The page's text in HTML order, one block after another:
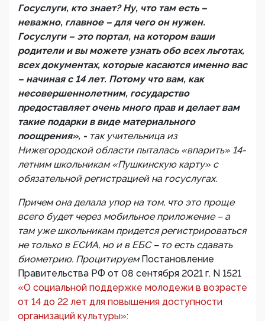
Госуслуги, кто знает? Ну, что там есть –
неважно, главное – для чего он нужен.
Госуслуги – это портал, на котором ваши
родители и вы можете узнать обо всех льготах,
всех документах, которые касаются именно вас
– начиная с 14 лет. Потому что вам, как
несовершеннолетним, государство
предоставляет очень много прав и делает вам
такие подарки в виде материального
поощрения», - так учительница из
Нижегородской области пыталась «впарить» 14-
летним школьникам «Пушкинскую карту» с
обязательной регистрацией на госуслугах.
Причем она делала упор на том, что это проще
всего будет через мобильное приложение – а
там уже школьникам придется регистрироваться
не только в ЕСИА, но и в ЕБС – то есть сдавать
биометрию. Процитируем Постановление
Правительства РФ от 08 сентября 2021 г. N 1521
«О социальной поддержке молодежи в возрасте
от 14 до 22 лет для повышения доступности
организаций культуры»: